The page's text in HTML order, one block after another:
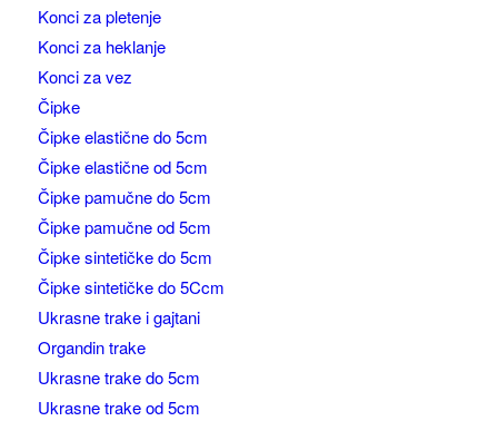
Konci za pletenje
Konci za heklanje
Konci za vez
Čipke
Čipke elastične do 5cm
Čipke elastične od 5cm
Čipke pamučne do 5cm
Čipke pamučne od 5cm
Čipke sintetičke do 5cm
Čipke sintetičke do 5Ccm
Ukrasne trake i gajtani
Organdin trake
Ukrasne trake do 5cm
Ukrasne trake od 5cm